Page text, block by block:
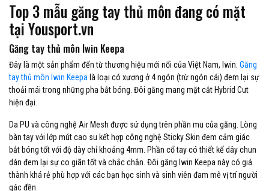
Top 3 mẫu găng tay thủ môn đang có mặt
tại Yousport.vn
Găng tay thủ môn Iwin Keepa
Đây là một sản phẩm đến từ thương hiệu mới nổi của Việt Nam, Iwin. Găng
tay thủ môn Iwin Keepa là loại có xương ở 4 ngón (trừ ngón cái) đem lại sự
thoải mái trong những pha bắt bóng. Đôi găng mang mặt cắt Hybrid Cut
hiện đại.
Da PU và công nghệ Air Mesh được sử dụng trên phần mu của găng. Lòng
bàn tay với lớp mút cao su kết hợp công nghệ Sticky Skin đem cảm giác
bắt bóng tốt với độ dày chỉ khoảng 4mm. Phần cổ tay có thiết kế dây chun
dán đem lại sự co giãn tốt và chắc chắn. Đôi găng Iwin Keepa này có giá
thành khá rẻ phù hợp với các bạn học sinh và sinh viên đam mê vị trí người
gác đền.